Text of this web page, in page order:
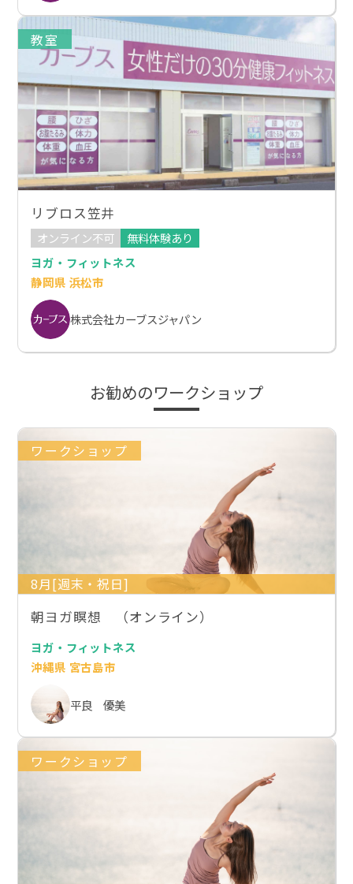
教室
リブロス笠井
オンライン不可
無料体験あり
ヨガ・フィットネス
静岡県 浜松市
株式会社カーブスジャパン
お勧めのワークショップ
ワークショップ
8月[週末・祝日]
朝ヨガ瞑想 （オンライン）
ヨガ・フィットネス
沖縄県 宮古島市
平良 優美
ワークショップ